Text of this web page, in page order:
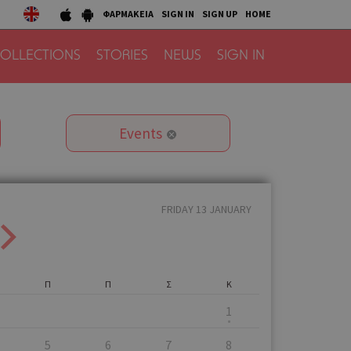
ΦΑΡΜΑΚΕΙΑ SIGN IN SIGN UP HOME
STORIES NEWS SIGN IN
Events
FRIDAY 13 JANUARY
Π Π Σ Κ
1
5 6 7 8